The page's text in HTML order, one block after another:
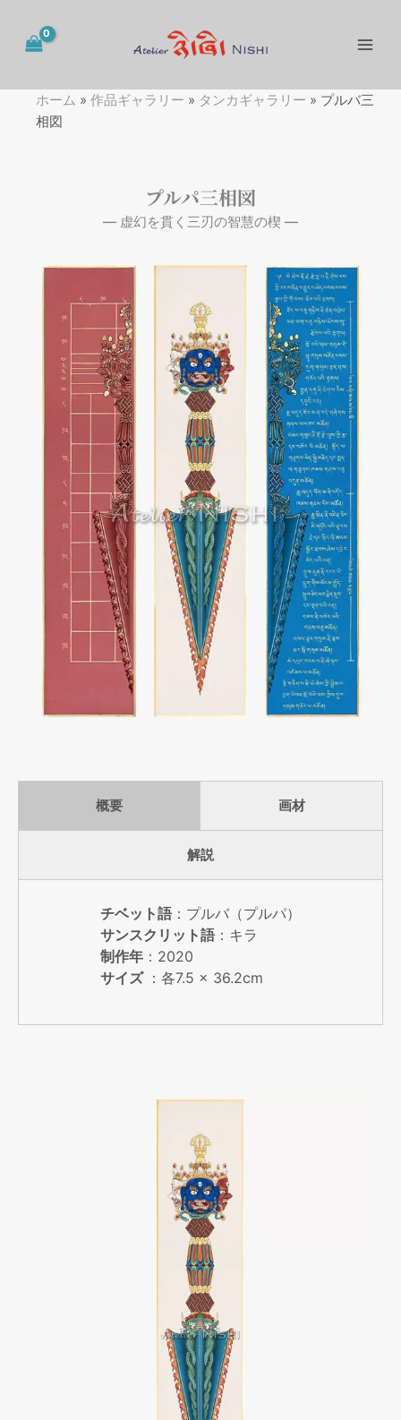
キ
ホーム » 作品ギャラリー » タンカギャラリー » プルバ三
相図
プルパ三相図
― 虚幻を貫く三刃の智慧の楔 ―
概要 画材
解説
チベット語：プルバ（プルパ）
サンスクリット語：キラ
制作年 ：2020
サイズ ：各7.5 × 36.2cm